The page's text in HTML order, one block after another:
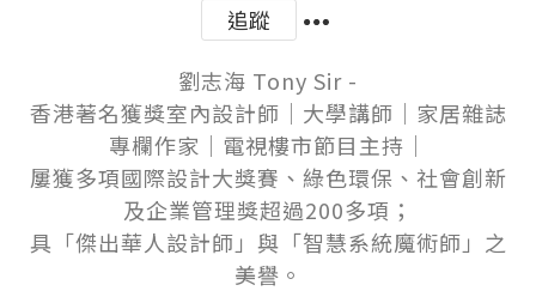
追蹤
劉志海 Tony Sir -
香港著名獲獎室內設計師│大學講師│家居雜誌
專欄作家│電視樓市節目主持│
屢獲多項國際設計大獎賽、綠色環保、社會創新
及企業管理獎超過200多項；
具「傑出華人設計師」與「智慧系統魔術師」之
美譽。